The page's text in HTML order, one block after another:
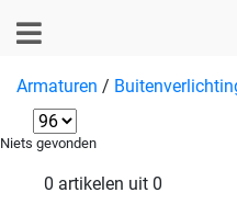
Armaturen /
Niets gevonden
0 artikelen uit 0